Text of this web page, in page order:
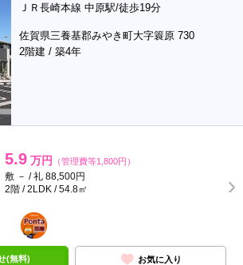
ＪＲ長崎本線 中原駅/徒歩19分
佐賀県三養基郡みやき町大字簑原 730
2階建 / 築4年
5.9 万円 （管理費等1,800円）
敷 － / 礼 88,500円
2階 / 2LDK / 54.8㎡
ポンタ
部屋
(無料) お気に入り